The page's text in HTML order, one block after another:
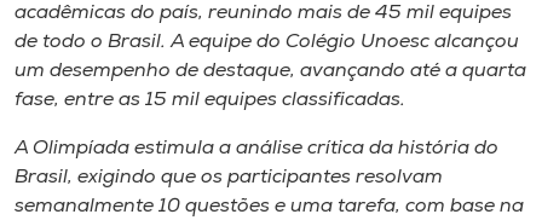
Unoesc
Store
Selecione
o idioma
acadêmicas do país, reunindo mais de 45 mil equipes
de todo o Brasil. A equipe do Colégio Unoesc alcançou
um desempenho de destaque, avançando até a quarta
fase, entre as 15 mil equipes classificadas.
A Olimpíada estimula a análise crítica da história do
Brasil, exigindo que os participantes resolvam
semanalmente 10 questões e uma tarefa, com base na